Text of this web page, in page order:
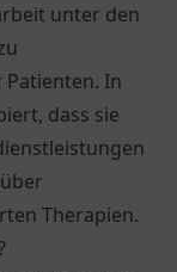
unter den
In
dass sie
Therapien.